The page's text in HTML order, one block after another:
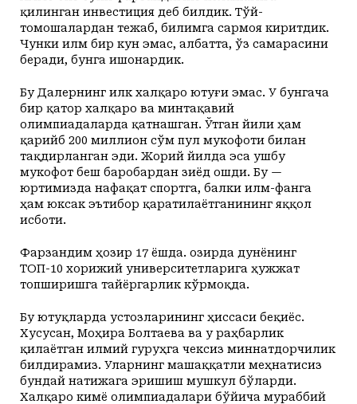
қилинган инвестиция деб билдик. Тўй-
томошалардан тежаб, билимга сармоя киритдик.
Чунки илм бир кун эмас, албатта, ўз самарасини
беради, бунга ишонардик.
Бу Далернинг илк халқаро ютуғи эмас. У бунгача
бир қатор халқаро ва минтақавий
олимпиадаларда қатнашган. Ўтган йили ҳам
қарийб 200 миллион сўм пул мукофоти билан
тақдирланган эди. Жорий йилда эса ушбу
мукофот беш баробардан зиёд ошди. Бу —
юртимизда нафақат спортга, балки илм-фанга
ҳам юксак эътибор қаратилаётганининг яққол
исботи.
Фарзандим ҳозир 17 ёшда. Ҳозирда дунёнинг
ТОП-10 хорижий университетларига ҳужжат
топширишга тайёргарлик кўрмоқда.
Бу ютуқларда устозларининг ҳиссаси беқиёс.
Хусусан, Моҳира Болтаева ва у раҳбарлик
қилаётган илмий гуруҳга чексиз миннатдорчилик
билдирамиз. Уларнинг машаққатли меҳнатисиз
бундай натижага эришиш мушкул бўларди.
Халқаро кимё олимпиадалари бўйича мураббий